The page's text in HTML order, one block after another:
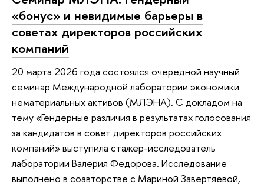
«бонус» и невидимые барьеры в
советах директоров российских
компаний
20 марта 2026 года состоялся очередной научный
семинар Международной лаборатории экономики
нематериальных активов (МЛЭНА). С докладом на
тему «Гендерные различия в результатах голосования
за кандидатов в совет директоров российских
компаний» выступила стажер-исследователь
лаборатории Валерия Федорова. Исследование
выполнено в соавторстве с Мариной Завертяевой,